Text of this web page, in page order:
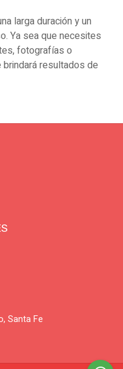
larga duración y un
Ya sea que necesites
fotografías o
resultados de
Santa Fe